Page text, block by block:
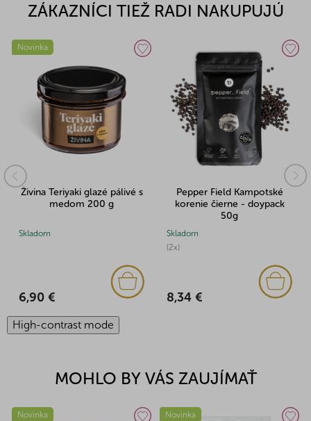
ZÁKAZNÍCI TIEŽ RADI NAKUPUJÚ
Pepper Field Kampotské
korenie čierne - doypack
Skladom
8,34 €
Pepper Field Kampotské
korenie čierne - doypack
100g
(4x)
Skladom
15,04 €
High-contrast mode
MOHLO BY VÁS ZAUJÍMAŤ
Novinka Novinka